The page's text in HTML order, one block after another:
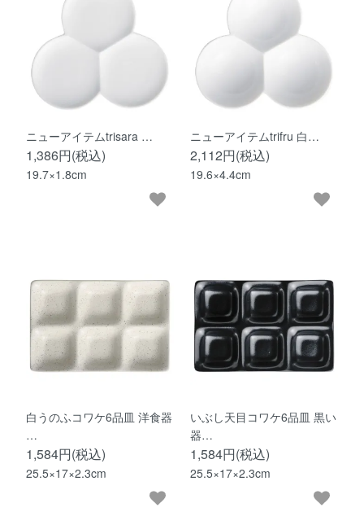
ニューアイテムtrisara …
1,386円(税込)
19.7×1.8cm
ニューアイテムtrifru 白…
2,112円(税込)
19.6×4.4cm
白うのふコワケ6品皿 洋食器
…
1,584円(税込)
25.5×17×2.3cm
いぶし天目コワケ6品皿 黒い
器…
1,584円(税込)
25.5×17×2.3cm